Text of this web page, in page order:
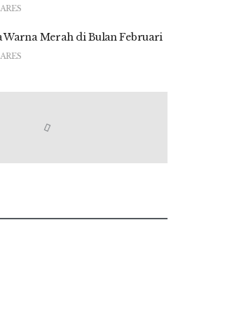
Warna Merah di Bulan Februari